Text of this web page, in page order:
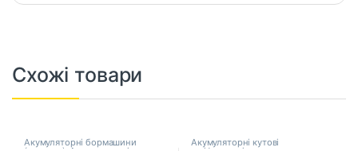
Схожі товари
Акумуляторні бормашини Акумуляторні кутові